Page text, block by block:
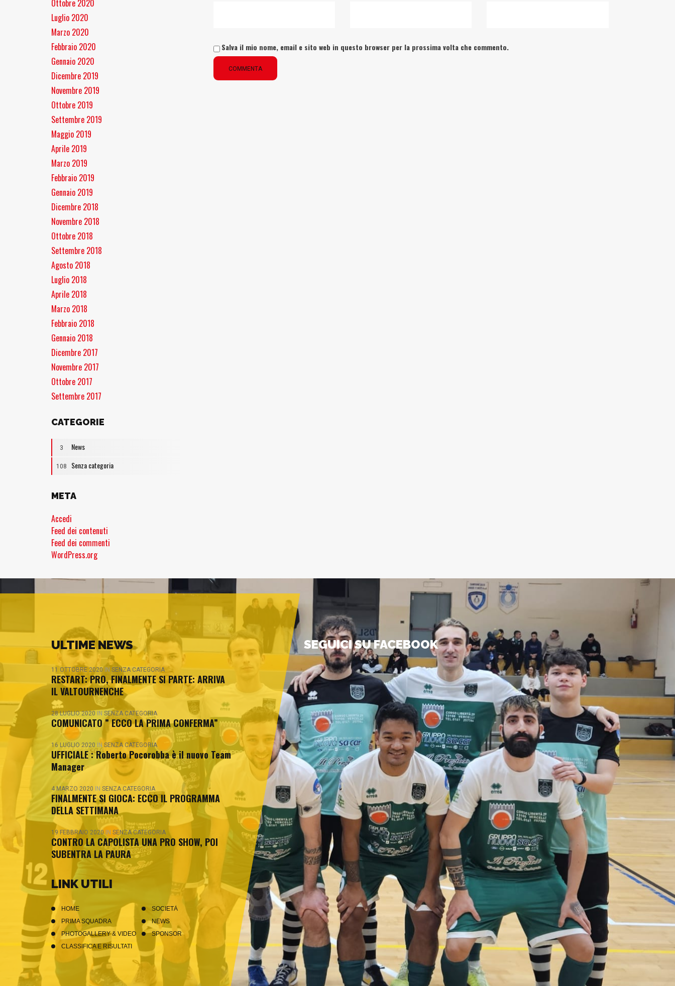
Salva il mio nome, email e sito web in questo browser per la prossima volta che commento.
COMMENTA
Ottobre 2020
Luglio 2020
Marzo 2020
Febbraio 2020
Gennaio 2020
Dicembre 2019
Novembre 2019
Ottobre 2019
Settembre 2019
Maggio 2019
Aprile 2019
Marzo 2019
Febbraio 2019
Gennaio 2019
Dicembre 2018
Novembre 2018
Ottobre 2018
Settembre 2018
Agosto 2018
Luglio 2018
Aprile 2018
Marzo 2018
Febbraio 2018
Gennaio 2018
Dicembre 2017
Novembre 2017
Ottobre 2017
Settembre 2017
CATEGORIE
3 News
108 Senza categoria
META
Accedi
Feed dei contenuti
Feed dei commenti
WordPress.org
ULTIME NEWS
11 OTTOBRE 2020 IN SENZA CATEGORIA
RESTART: PRO, FINALMENTE SI PARTE: ARRIVA
IL VALTOURNENCHE
28 LUGLIO 2020 IN SENZA CATEGORIA
COMUNICATO ” ECCO LA PRIMA CONFERMA”
16 LUGLIO 2020 IN SENZA CATEGORIA
UFFICIALE : Roberto Pocorobba è il nuovo Team
Manager
4 MARZO 2020 IN SENZA CATEGORIA
FINALMENTE SI GIOCA: ECCO IL PROGRAMMA
DELLA SETTIMANA
19 FEBBRAIO 2020 IN SENZA CATEGORIA
CONTRO LA CAPOLISTA UNA PRO SHOW, POI
SUBENTRA LA PAURA
LINK UTILI
HOME
SOCIETÀ
PRIMA SQUADRA
NEWS
PHOTOGALLERY & VIDEO
SPONSOR
CLASSIFICA E RISULTATI
SEGUICI SU FACEBOOK